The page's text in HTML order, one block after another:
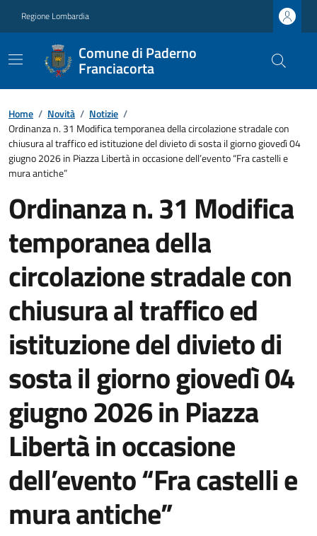
Regione Lombardia
Comune di Paderno
Franciacorta
Home / Novità / Notizie /
Ordinanza n. 31 Modifica temporanea della circolazione stradale con
chiusura al traffico ed istituzione del divieto di sosta il giorno giovedì 04
giugno 2026 in Piazza Libertà in occasione dell’evento “Fra castelli e
mura antiche”
Ordinanza n. 31 Modifica
temporanea della
circolazione stradale con
chiusura al traffico ed
istituzione del divieto di
sosta il giorno giovedì 04
giugno 2026 in Piazza
Libertà in occasione
dell’evento “Fra castelli e
mura antiche”